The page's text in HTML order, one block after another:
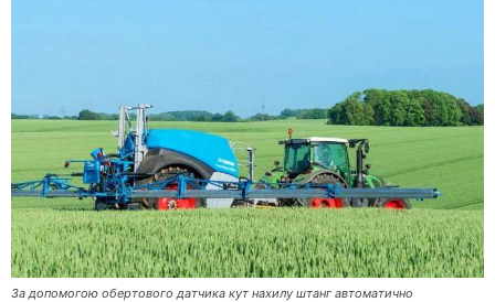
За допомогою обертового датчика кут нахилу штанг автоматично